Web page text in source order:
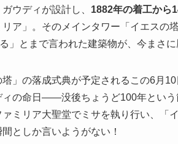
ウディが設計し、 1882年の着工から
ア」。そのメインタワー「イエスの塔
」とまで言われた建築物が、今まさ
塔」の落成式典が予定されるこの6月
ィの命日——没後ちょうど100年とい
ァミリア大聖堂でミサを執り行い、「
としか言いようがない！